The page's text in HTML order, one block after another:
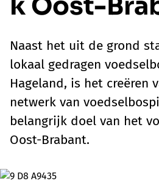
Naast het uit de grond
lokaal gedragen
Hageland, is het creëren
netwerk van
belangrijk doel van het
Oost-Brabant.